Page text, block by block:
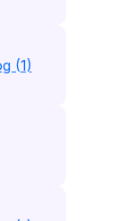
(1)